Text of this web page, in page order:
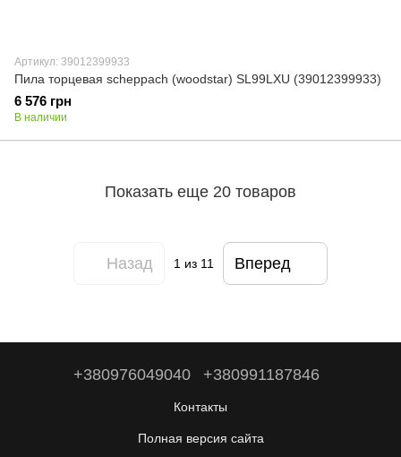
Артикул: 39012399933
Пила торцевая scheppach (woodstar) SL99LXU (39012399933)
6 576 грн
В наличии
Показать еще 20 товаров
Назад 1 из 11 Вперед
+380976049040 +380991187846
Контакты
Полная версия сайта